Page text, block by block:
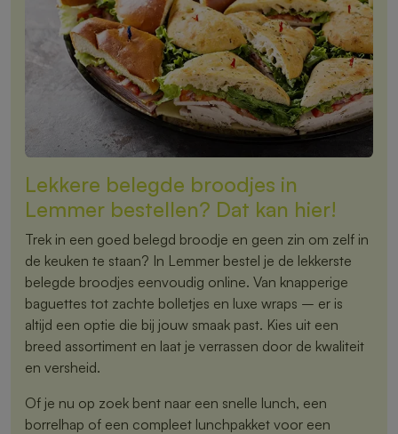
Lekkere belegde broodjes in
Lemmer bestellen? Dat kan hier!
Trek in een goed belegd broodje en geen zin om zelf in
de keuken te staan? In Lemmer bestel je de lekkerste
belegde broodjes eenvoudig online. Van knapperige
baguettes tot zachte bolletjes en luxe wraps – er is
altijd een optie die bij jouw smaak past. Kies uit een
breed assortiment en laat je verrassen door de kwaliteit
en versheid.
Of je nu op zoek bent naar een snelle lunch, een
borrelhap of een compleet lunchpakket voor een